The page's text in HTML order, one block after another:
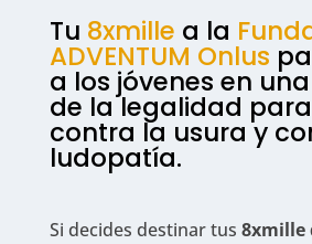
Tu 8xmille a la
ADVENTUM Onlus
a los jóvenes en
de la legalidad
contra la usura y
ludopatía.
Si decides destinar tus 8xmille